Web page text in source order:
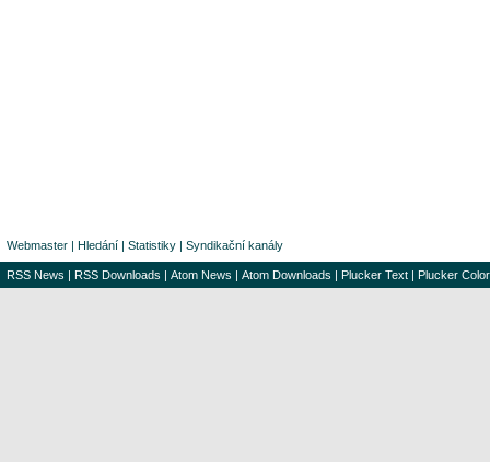
Webmaster | Hledání | Statistiky | Syndikační kanály
RSS News | RSS Downloads | Atom News | Atom Downloads | Plucker Text | Plucker Color